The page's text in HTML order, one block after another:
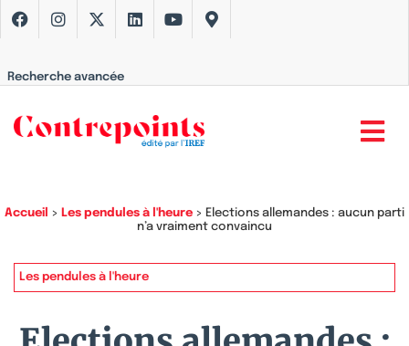
Recherche avancée
Accueil > Les pendules à l'heure > Elections allemandes : aucun parti
n’a vraiment convaincu
Les pendules à l'heure